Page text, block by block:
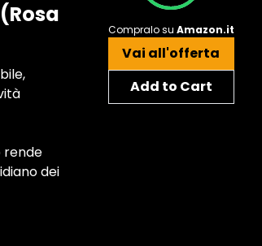
rende
dei
Compralo su Amazon.it
Vai all'offerta
Add to Cart